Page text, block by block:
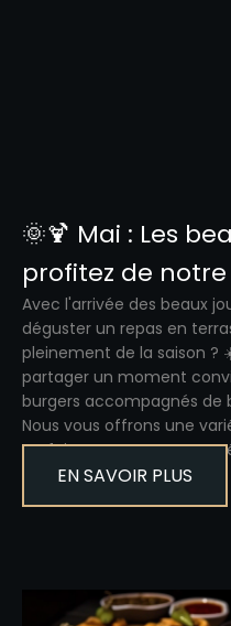
🌞🍹 Mai : Les
profitez de notre
Avec l'arrivée des beaux
déguster un repas en
pleinement de la saison ?
partager un moment
burgers accompagnés de
Nous vous offrons une
parfaitement
EN SAVOIR PLUS